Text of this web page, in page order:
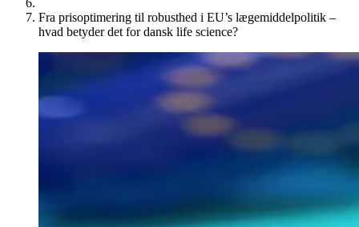
Fra prisoptimering til robusthed i EU’s lægemiddelpolitik –
hvad betyder det for dansk life science?